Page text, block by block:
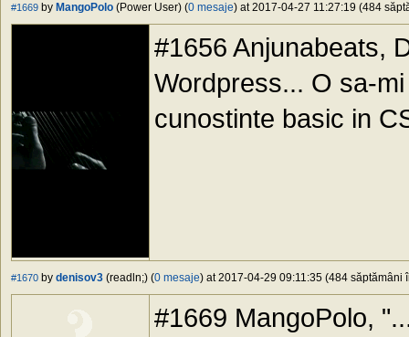
#1669 by MangoPolo (Power User) (0 mesaje) at 2017-04-27 11:27:19 (484
#1656 Anjunabeats,
Wordpress... O sa-
cunostinte basic in
#1670 by denisov3 (readln;) (0 mesaje) at 2017-04-29 09:11:35 (484 săptămâni
#1669 MangoPolo,